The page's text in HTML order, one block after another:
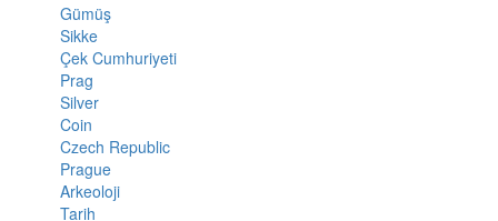
Gümüş
Sikke
Çek Cumhuriyeti
Prag
Silver
Coin
Czech Republic
Prague
Arkeoloji
Tarih